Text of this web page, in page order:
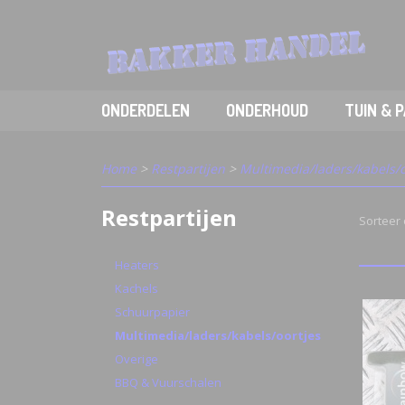
ONDERDELEN ONDERHOUD TUIN &
Home> Restpartijen > Multimedia/laders/kabels/
Restpartijen
Heaters
Kachels
Schuurpapier
Multimedia/laders/kabels/oortjes
Overige
BBQ & Vuurschalen
Sorteer